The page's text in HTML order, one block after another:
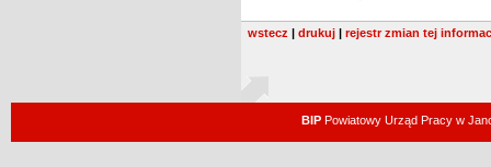
wstecz | drukuj | rejestr zmian tej
BIP Powiatowy Urząd Pracy w